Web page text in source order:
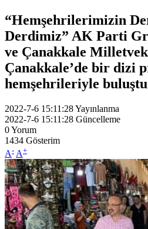
“Hemşehrilerimizin
Derdimiz” AK Parti
ve Çanakkale
Çanakkale’de bir dizi
hemşehrileriyle
2022-7-6 15:11:28Yayınlanma
2022-7-6 15:11:28 Güncelleme
0Yorum
1434 Gösterim
A- A+